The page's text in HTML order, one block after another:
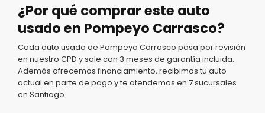
¿Por qué comprar este auto
usado en Pompeyo Carrasco?
Cada auto usado de Pompeyo Carrasco pasa por revisión
en nuestro CPD y sale con 3 meses de garantía incluida.
Además ofrecemos financiamiento, recibimos tu auto
actual en parte de pago y te atendemos en 7 sucursales
en Santiago.